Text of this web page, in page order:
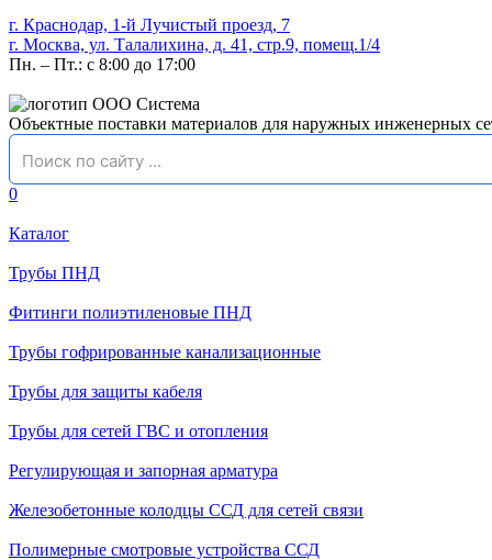
г. Краснодар, 1-й Лучистый проезд, 7
г. Москва, ул. Талалихина, д. 41, стр.9, помещ.1/4
Пн. – Пт.: с 8:00 до 17:00
Объектные поставки материалов для наружных инженерных
0
Каталог
Трубы ПНД
Фитинги полиэтиленовые ПНД
Трубы гофрированные канализационные
Трубы для защиты кабеля
Трубы для сетей ГВС и отопления
Регулирующая и запорная арматура
Железобетонные колодцы ССД для сетей связи
Полимерные смотровые устройства ССД